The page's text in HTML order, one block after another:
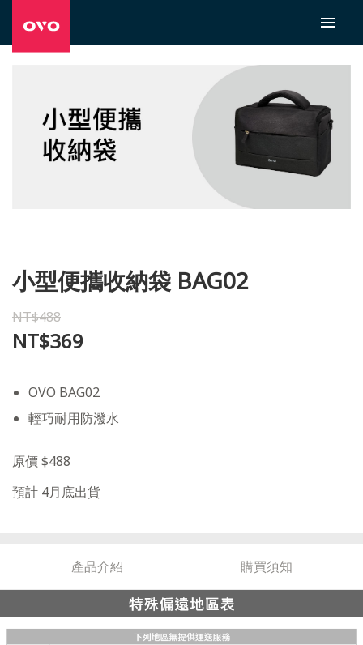
小型便攜收納袋 BAG02
NT$488
NT$369
OVO BAG02
輕巧耐用防潑水
原價 $488
預計 4月底出貨
產品介紹 購買須知